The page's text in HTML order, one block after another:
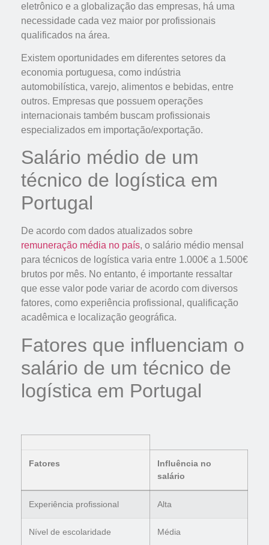
eletrônico e a globalização das empresas, há uma
necessidade cada vez maior por profissionais
qualificados na área.
Existem oportunidades em diferentes setores da
economia portuguesa, como indústria
automobilística, varejo, alimentos e bebidas, entre
outros. Empresas que possuem operações
internacionais também buscam profissionais
especializados em importação/exportação.
Salário médio de um
técnico de logística em
Portugal
De acordo com dados atualizados sobre
remuneração média no país, o salário médio mensal
para técnicos de logística varia entre 1.000€ a 1.500€
brutos por mês. No entanto, é importante ressaltar
que esse valor pode variar de acordo com diversos
fatores, como experiência profissional, qualificação
acadêmica e localização geográfica.
Fatores que influenciam o
salário de um técnico de
logística em Portugal
Fatores
Influência no
salário
Experiência profissional Alta
Nível de escolaridade Média